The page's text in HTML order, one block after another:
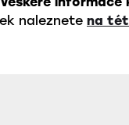
naleznete na